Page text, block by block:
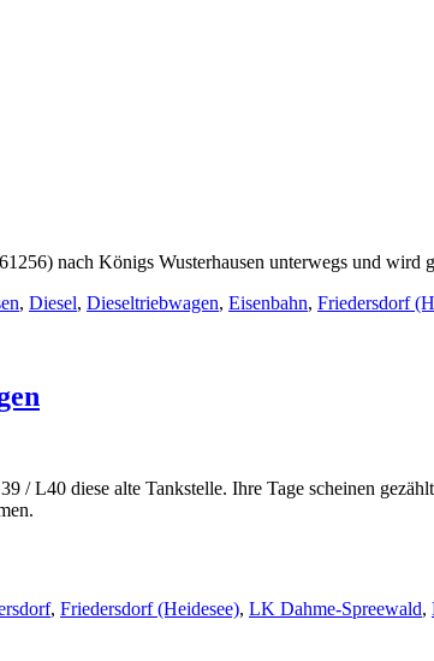
nach Königs Wusterhausen unterwegs und wird
, Diesel, Dieseltriebwagen, Eisenbahn, Friedersdorf
/ L40 diese alte Tankstelle. Ihre Tage scheinen
, Friedersdorf (Heidesee), LK Dahme-Spreewald,